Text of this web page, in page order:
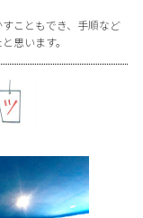
こともでき、手順など
思います。